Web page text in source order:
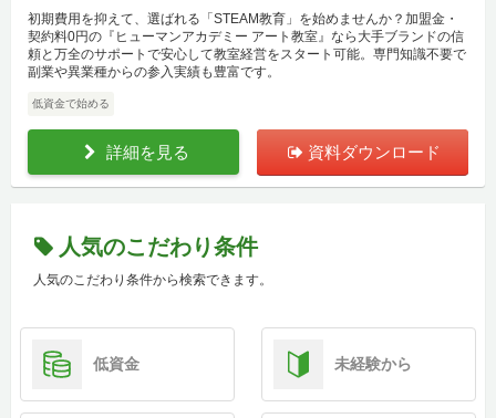
初期費用を抑えて、選ばれる「STEAM教育」を始めませんか？加盟金・
契約料0円の『ヒューマンアカデミー アート教室』なら大手ブランドの信
頼と万全のサポートで安心して教室経営をスタート可能。専門知識不要で
副業や異業種からの参入実績も豊富です。
低資金で始める
詳細を見る 資料ダウンロード
人気のこだわり条件
人気のこだわり条件から検索できます。
低資金 未経験から